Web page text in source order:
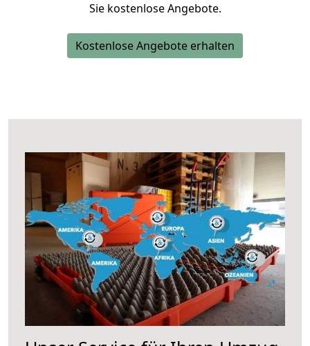
Sie kostenlose Angebote.
Kostenlose Angebote erhalten